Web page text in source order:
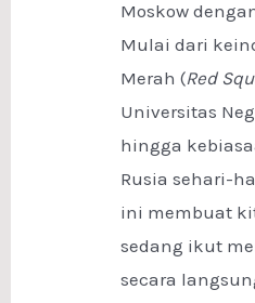
Moskow
Mulai dari
Merah (Red
Universitas
hingga
Rusia sehari-
ini membuat
sedang ikut
secara